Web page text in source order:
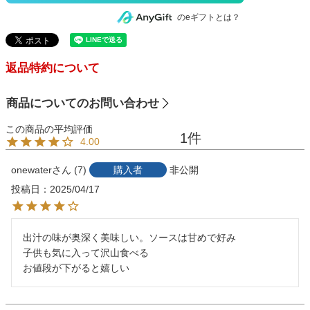
のeギフトとは？
返品特約について
商品についてのお問い合わせ
4.00 1
onewater 7 購入者
非公開
投稿日
2025/04/17
出汁の味が奥深く美味しい。ソースは甘めで好み
子供も気に入って沢山食べる
お値段が下がると嬉しい